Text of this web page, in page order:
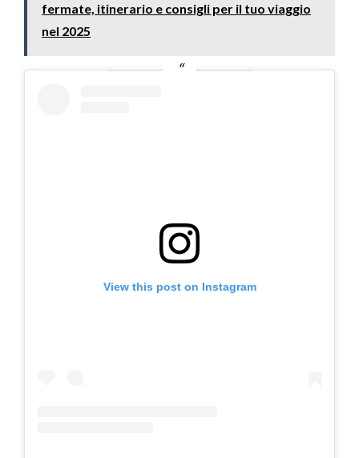
fermate, itinerario e consigli per il tuo viaggio
nel 2025
View this post on Instagram